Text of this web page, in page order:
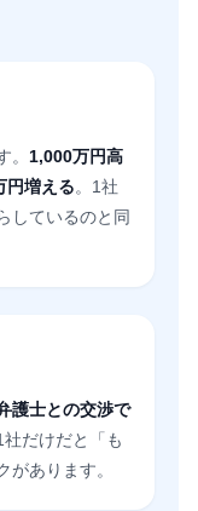
1,000万円高
円増える。1社
しているのと同
護士との交渉で
だけだと「も
があります。